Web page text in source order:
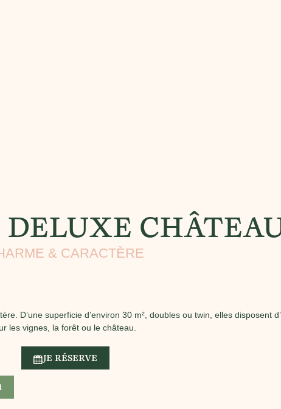
& CARACTÈRE
D’une superficie d’environ 30 m², doubles ou twin, elles disposent
les vignes, la forêt ou le château.
JE RÉSERVE